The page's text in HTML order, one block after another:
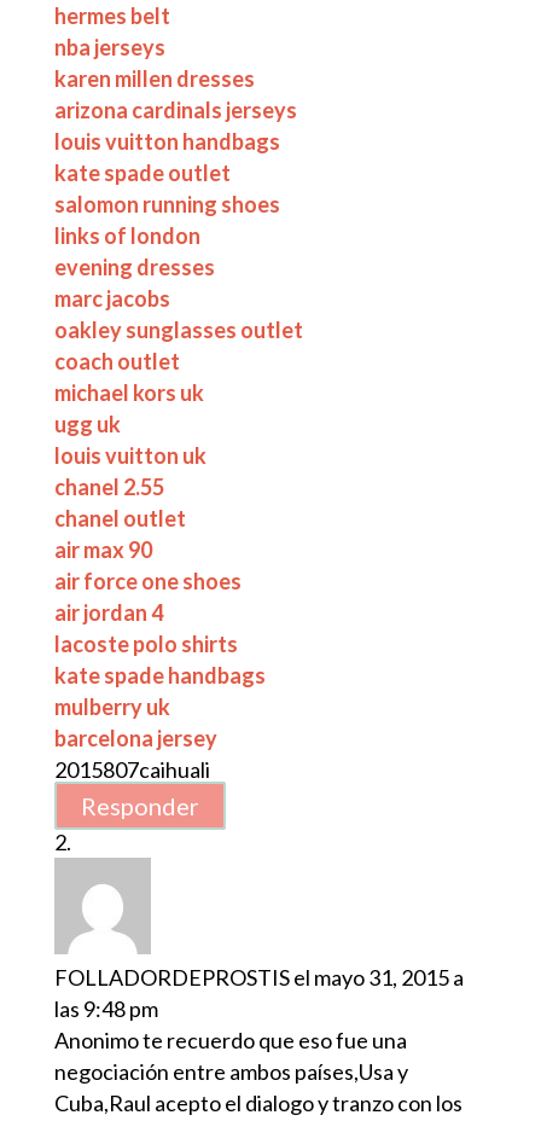
hermes belt
nba jerseys
karen millen dresses
arizona cardinals jerseys
louis vuitton handbags
kate spade outlet
salomon running shoes
links of london
evening dresses
marc jacobs
oakley sunglasses outlet
coach outlet
michael kors uk
ugg uk
louis vuitton uk
chanel 2.55
chanel outlet
air max 90
air force one shoes
air jordan 4
lacoste polo shirts
kate spade handbags
mulberry uk
barcelona jersey
2015807caihuali
Responder
FOLLADORDEPROSTISel mayo 31, 2015 a
las 9:48 pm
Anonimo te recuerdo que eso fue una
negociación entre ambos países,Usa y
Cuba,Raul acepto el dialogo y tranzo con los